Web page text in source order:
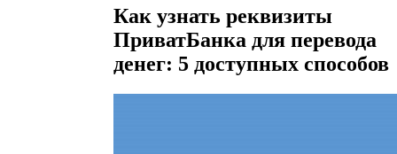
Как узнать реквизиты
ПриватБанка для перевода
денег: 5 доступных способов